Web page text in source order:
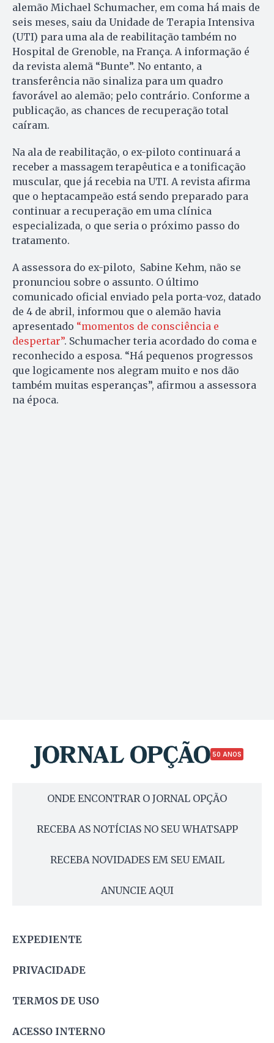
alemão Michael Schumacher, em coma há mais de
seis meses, saiu da Unidade de Terapia Intensiva
(UTI) para uma ala de reabilitação também no
Hospital de Grenoble, na França. A informação é
da revista alemã “Bunte”. No entanto, a
transferência não sinaliza para um quadro
favorável ao alemão; pelo contrário. Conforme a
publicação, as chances de recuperação total
caíram.
Na ala de reabilitação, o ex-piloto continuará a
receber a massagem terapêutica e a tonificação
muscular, que já recebia na UTI. A revista afirma
que o heptacampeão está sendo preparado para
continuar a recuperação em uma clínica
especializada, o que seria o próximo passo do
tratamento.
A assessora do ex-piloto, Sabine Kehm, não se
pronunciou sobre o assunto. O último
comunicado oficial enviado pela porta-voz, datado
de 4 de abril, informou que o alemão havia
apresentado “momentos de consciência e
despertar”. Schumacher teria acordado do coma e
reconhecido a esposa. “Há pequenos progressos
que logicamente nos alegram muito e nos dão
também muitas esperanças”, afirmou a assessora
na época.
50 ANOS
ONDE ENCONTRAR O JORNAL OPÇÃO
RECEBA AS NOTÍCIAS NO SEU WHATSAPP
RECEBA NOVIDADES EM SEU EMAIL
ANUNCIE AQUI
EXPEDIENTE
PRIVACIDADE
TERMOS DE USO
ACESSO INTERNO